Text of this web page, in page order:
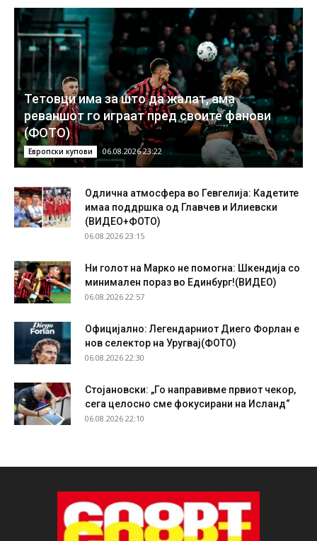
Тетовци има за што да жалат, ама
реваншот го играат пред своите фанови
(ФОТО)
Европски купови 06.08.2026 23:22
Одлична атмосфера во Гевгелија: Кадетите
имаа поддршка од Главчев и Илиевски
(ВИДЕО+ФОТО)
06.08.2026 23:15
Ни голот на Марко не помогна: Шкендија со
минимален пораз во Единбург!(ВИДЕО)
06.08.2026 22:57
Официјално: Легендарниот Диего Форлан е
нов селектор на Уругвај(ФОТО)
06.08.2026 22:30
Стојановски: „Го направивме првиот чекор,
сега целосно сме фокусирани на Исланд“
06.08.2026 22:10